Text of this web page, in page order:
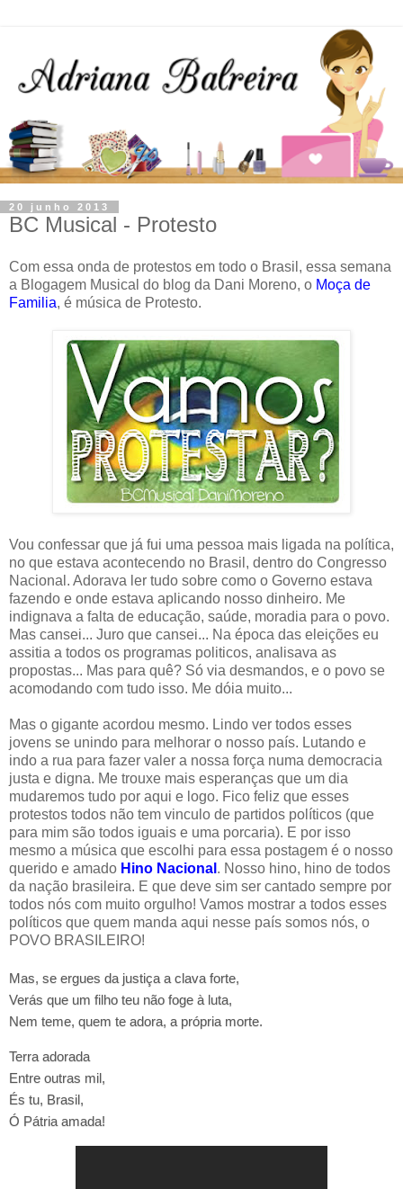
20 junho 2013
BC Musical - Protesto
Com essa onda de protestos em todo o Brasil, essa semana
a Blogagem Musical do blog da Dani Moreno, o Moça de
Familia, é música de Protesto.
Vou confessar que já fui uma pessoa mais ligada na política,
no que estava acontecendo no Brasil, dentro do Congresso
Nacional. Adorava ler tudo sobre como o Governo estava
fazendo e onde estava aplicando nosso dinheiro. Me
indignava a falta de educação, saúde, moradia para o povo.
Mas cansei... Juro que cansei... Na época das eleições eu
assitia a todos os programas politicos, analisava as
propostas... Mas para quê? Só via desmandos, e o povo se
acomodando com tudo isso. Me dóia muito...
Mas o gigante acordou mesmo. Lindo ver todos esses
jovens se unindo para melhorar o nosso país. Lutando e
indo a rua para fazer valer a nossa força numa democracia
justa e digna. Me trouxe mais esperanças que um dia
mudaremos tudo por aqui e logo. Fico feliz que esses
protestos todos não tem vinculo de partidos políticos (que
para mim são todos iguais e uma porcaria). E por isso
mesmo a música que escolhi para essa postagem é o nosso
querido e amado Hino Nacional . Nosso hino, hino de todos
da nação brasileira. E que deve sim ser cantado sempre por
todos nós com muito orgulho! Vamos mostrar a todos esses
políticos que quem manda aqui nesse país somos nós, o
POVO BRASILEIRO!
Mas, se ergues da justiça a clava forte,
Verás que um filho teu não foge à luta,
Nem teme, quem te adora, a própria morte.
Terra adorada
Entre outras mil,
És tu, Brasil,
Ó Pátria amada!